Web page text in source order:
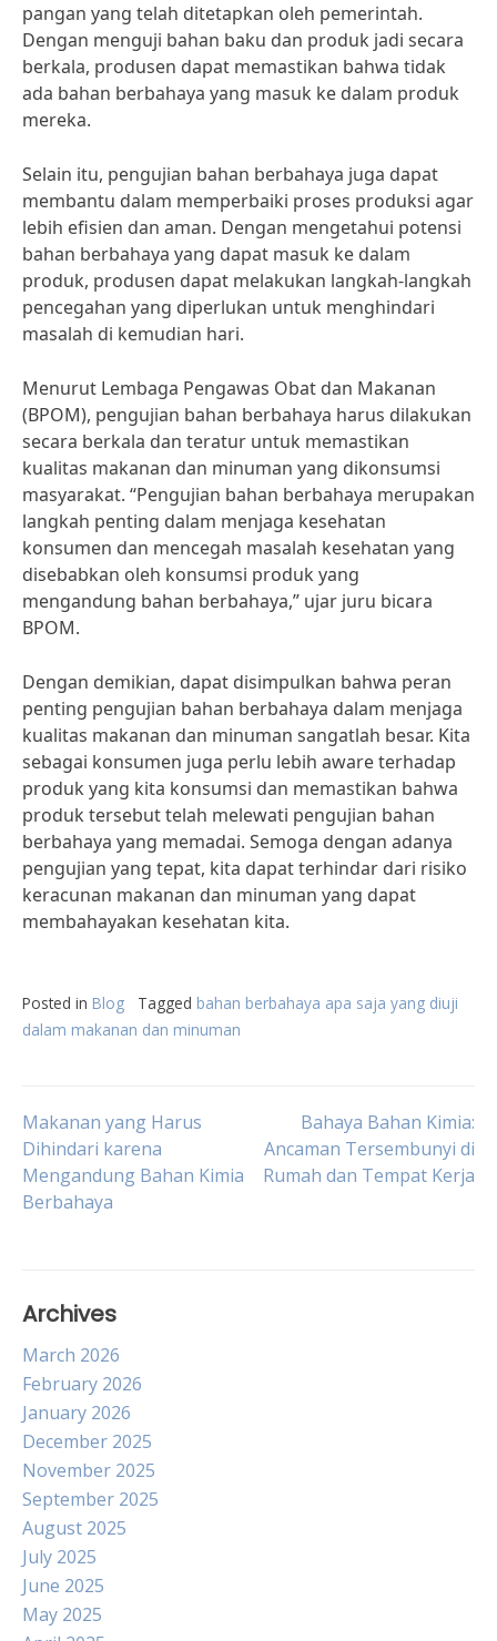
pangan yang telah ditetapkan oleh pemerintah.
Dengan menguji bahan baku dan produk jadi secara
berkala, produsen dapat memastikan bahwa tidak
ada bahan berbahaya yang masuk ke dalam produk
mereka.
Selain itu, pengujian bahan berbahaya juga dapat
membantu dalam memperbaiki proses produksi agar
lebih efisien dan aman. Dengan mengetahui potensi
bahan berbahaya yang dapat masuk ke dalam
produk, produsen dapat melakukan langkah-langkah
pencegahan yang diperlukan untuk menghindari
masalah di kemudian hari.
Menurut Lembaga Pengawas Obat dan Makanan
(BPOM), pengujian bahan berbahaya harus dilakukan
secara berkala dan teratur untuk memastikan
kualitas makanan dan minuman yang dikonsumsi
masyarakat. “Pengujian bahan berbahaya merupakan
langkah penting dalam menjaga kesehatan
konsumen dan mencegah masalah kesehatan yang
disebabkan oleh konsumsi produk yang
mengandung bahan berbahaya,” ujar juru bicara
BPOM.
Dengan demikian, dapat disimpulkan bahwa peran
penting pengujian bahan berbahaya dalam menjaga
kualitas makanan dan minuman sangatlah besar. Kita
sebagai konsumen juga perlu lebih aware terhadap
produk yang kita konsumsi dan memastikan bahwa
produk tersebut telah melewati pengujian bahan
berbahaya yang memadai. Semoga dengan adanya
pengujian yang tepat, kita dapat terhindar dari risiko
keracunan makanan dan minuman yang dapat
membahayakan kesehatan kita.
Posted in Blog Tagged bahan berbahaya apa saja yang diuji
dalam makanan dan minuman
Post
navigation
Makanan yang Harus
Dihindari karena
Mengandung Bahan Kimia
Berbahaya
Bahaya Bahan Kimia:
Ancaman Tersembunyi di
Rumah dan Tempat Kerja
Archives
March 2026
February 2026
January 2026
December 2025
November 2025
September 2025
August 2025
July 2025
June 2025
May 2025